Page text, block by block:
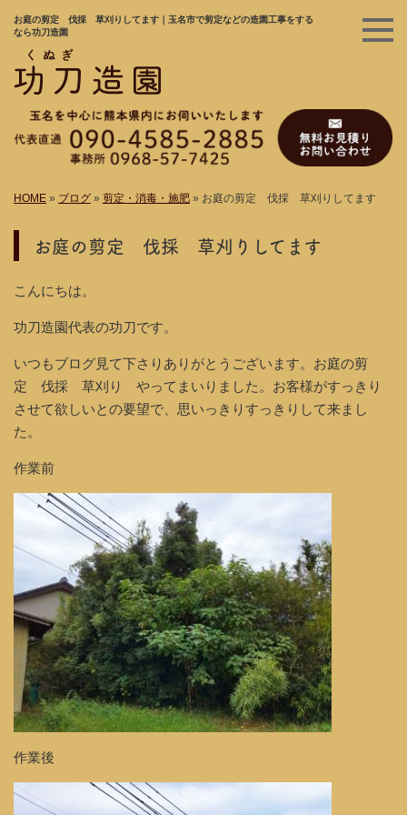
お庭の剪定 伐採 草刈りしてます｜玉名市で剪定などの造園工事をする
なら功刀造園
HOME » ブログ » 剪定・消毒・施肥 » お庭の剪定 伐採 草刈りしてます
お庭の剪定 伐採 草刈りしてます
こんにちは。
功刀造園代表の功刀です。
いつもブログ見て下さりありがとうございます。お庭の剪
定 伐採 草刈り やってまいりました。お客様がすっきり
させて欲しいとの要望で、思いっきりすっきりして来まし
た。
作業前
作業後